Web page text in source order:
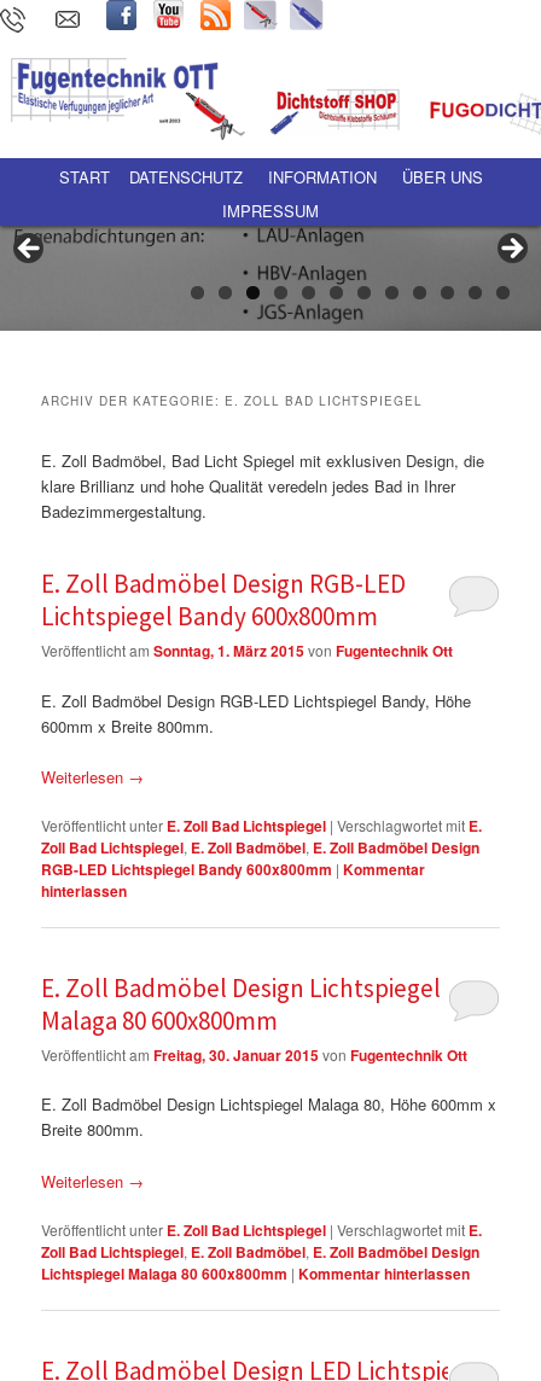
Hauptmenü Zum Inhalt wechseln
Zum sekundären Inhalt wechseln
START DATENSCHUTZ INFORMATION
ÜBER UNS
IMPRESSUM
ARCHIV DER KATEGORIE: E. ZOLL BAD LICHTSPIEGEL
E. Zoll Badmöbel, Bad Licht Spiegel mit exklusiven Design, die
klare Brillianz und hohe Qualität veredeln jedes Bad in Ihrer
Badezimmergestaltung.
E. Zoll Badmöbel Design RGB-LED
Lichtspiegel Bandy 600x800mm
Veröffentlicht amSonntag, 1. März 2015vonFugentechnik Ott
E. Zoll Badmöbel Design RGB-LED Lichtspiegel Bandy, Höhe
600mm x Breite 800mm.
Weiterlesen →
Veröffentlicht unter E. Zoll Bad Lichtspiegel |Verschlagwortet mit E.
Zoll Bad Lichtspiegel, E. Zoll Badmöbel, E. Zoll Badmöbel Design
RGB-LED Lichtspiegel Bandy 600x800mm |Kommentar
hinterlassen
E. Zoll Badmöbel Design Lichtspiegel
Malaga 80 600x800mm
Veröffentlicht amFreitag, 30. Januar 2015vonFugentechnik Ott
E. Zoll Badmöbel Design Lichtspiegel Malaga 80, Höhe 600mm x
Breite 800mm.
Weiterlesen →
Veröffentlicht unter E. Zoll Bad Lichtspiegel |Verschlagwortet mit E.
Zoll Bad Lichtspiegel, E. Zoll Badmöbel, E. Zoll Badmöbel Design
Lichtspiegel Malaga 80 600x800mm |Kommentar hinterlassen
E. Zoll Badmöbel Design LED Lichtspiegel